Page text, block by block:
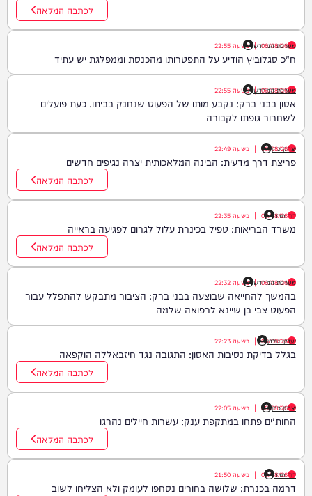
לכתבה המלאה
מערכת המחדש
06/08/26
| בשעה 22:55
ח"כ סגלוביץ הודיע על התפטרותו מהכנסת וממפלגת יש עתיד
מערכת המחדש
06/08/26
| בשעה 22:55
אסון בבני ברק: נקבע מותו של הפעוט שנחנק בביתו. כעת פועלים
לשחרור גופתו לקבורה
יצחק כהן
06/08/26
| בשעה 22:49
פריצת דרך מדעית: הבינה המלאכותית יצרה נגיפים חדשים
לכתבה המלאה
דוד חדד
06/08/26
| בשעה 22:35
משרד הבריאות: טפיל בכינרת עלול לגרום לפגיעה בראייה
לכתבה המלאה
מערכת המחדש
06/08/26
| בשעה 22:32
בהמשך להחייאה שבוצעה בבני ברק: הציבור מתבקש להתפלל עבור
הפעוט צבי בן שיינא לרפואה שלמה
יענקי גולדן
06/08/26
| בשעה 22:23
בגלל בדיקת נסיבות האסון: התגובה נגד חיזבאללה הוקפאה
לכתבה המלאה
יצחק כהן
06/08/26
| בשעה 22:05
החות'ים פתחו במתקפת ענק: עשרות חיילים נהרגו
לכתבה המלאה
דוד חדד
06/08/26
| בשעה 21:50
דרמה בכנרת: שלושה בחורים נסחפו לעומק ולא הצליחו לשוב